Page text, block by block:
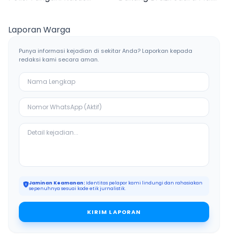
Laporan Warga
Punya informasi kejadian di sekitar Anda? Laporkan kepada
redaksi kami secara aman.
Jaminan Keamanan: Identitas pelapor kami lindungi dan rahasiakan
sepenuhnya sesuai kode etik jurnalistik.
KIRIM LAPORAN